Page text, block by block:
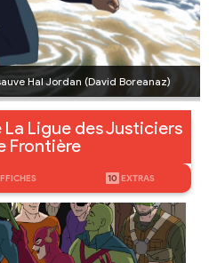
Hal Jordan (David Boreanaz)
Ligue des Justiciers
Frontière
10 EXTRAS